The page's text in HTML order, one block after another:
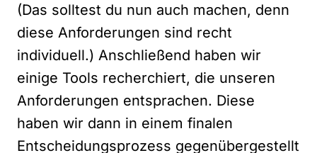
(Das solltest du nun auch machen, denn
diese Anforderungen sind recht
individuell.) Anschließend haben wir
einige Tools recherchiert, die unseren
Anforderungen entsprachen. Diese
haben wir dann in einem finalen
Entscheidungsprozess gegenübergestellt